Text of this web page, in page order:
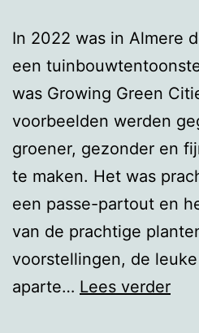
In 2022 was in Almere
een
was Growing Green
voorbeelden werden
groener, gezonder en
te maken. Het was
een passe-partout en
van de prachtige
voorstellingen, de
aparte… Lees verder